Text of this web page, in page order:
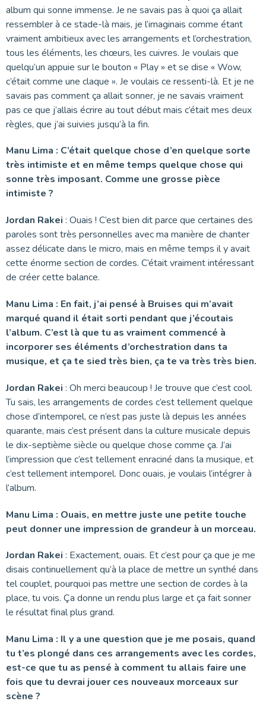
album qui sonne immense. Je ne savais pas à quoi ça allait
ressembler à ce stade-là mais, je l’imaginais comme étant
vraiment ambitieux avec les arrangements et l’orchestration,
tous les éléments, les chœurs, les cuivres. Je voulais que
quelqu’un appuie sur le bouton « Play » et se dise « Wow,
c’était comme une claque ». Je voulais ce ressenti-là. Et je ne
savais pas comment ça allait sonner, je ne savais vraiment
pas ce que j’allais écrire au tout début mais c’était mes deux
règles, que j’ai suivies jusqu’à la fin.
Manu Lima : C’était quelque chose d’en quelque sorte
très intimiste et en même temps quelque chose qui
sonne très imposant. Comme une grosse pièce
intimiste ?
Jordan Rakei : Ouais ! C’est bien dit parce que certaines des
paroles sont très personnelles avec ma manière de chanter
assez délicate dans le micro, mais en même temps il y avait
cette énorme section de cordes. C’était vraiment intéressant
de créer cette balance.
Manu Lima : En fait, j’ai pensé à Bruises qui m’avait
marqué quand il était sorti pendant que j’écoutais
l’album. C’est là que tu as vraiment commencé à
incorporer ses éléments d’orchestration dans ta
musique, et ça te sied très bien, ça te va très très bien.
Jordan Rakei : Oh merci beaucoup ! Je trouve que c’est cool.
Tu sais, les arrangements de cordes c’est tellement quelque
chose d’intemporel, ce n’est pas juste là depuis les années
quarante, mais c’est présent dans la culture musicale depuis
le dix-septième siècle ou quelque chose comme ça. J’ai
l’impression que c’est tellement enraciné dans la musique, et
c’est tellement intemporel. Donc ouais, je voulais l’intégrer à
l’album.
Manu Lima : Ouais, en mettre juste une petite touche
peut donner une impression de grandeur à un morceau.
Jordan Rakei : Exactement, ouais. Et c’est pour ça que je me
disais continuellement qu’à la place de mettre un synthé dans
tel couplet, pourquoi pas mettre une section de cordes à la
place, tu vois. Ça donne un rendu plus large et ça fait sonner
le résultat final plus grand.
Manu Lima : Il y a une question que je me posais, quand
tu t’es plongé dans ces arrangements avec les cordes,
est-ce que tu as pensé à comment tu allais faire une
fois que tu devrai jouer ces nouveaux morceaux sur
scène ?